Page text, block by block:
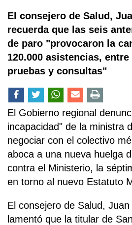
El consejero de Salud,
recuerda que las seis
de paro "provocaron la
120.000 asistencias,
pruebas y consultas"
El Gobierno regional
incapacidad" de la ministra
negociar con el colectivo
aboca a una nueva huelga
contra el Ministerio, la
en torno al nuevo Estatuto
El consejero de Salud,
lamentó que la titular de